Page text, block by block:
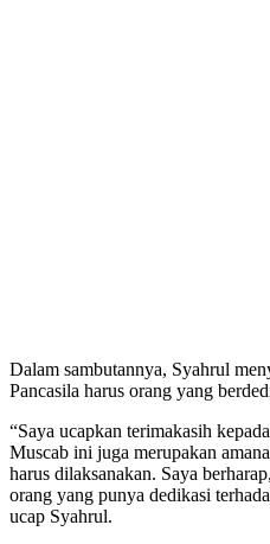
Dalam sambutannya, Syahrul
Pancasila harus orang yang
“Saya ucapkan terimakasih
Muscab ini juga merupakan
harus dilaksanakan. Saya
orang yang punya dedikasi
ucap Syahrul.